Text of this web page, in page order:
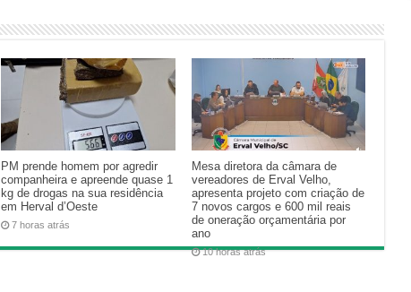
PM prende homem por agredir
companheira e apreende quase 1
kg de drogas na sua residência
em Herval d’Oeste
7 horas atrás
Mesa diretora da câmara de
vereadores de Erval Velho,
apresenta projeto com criação de
7 novos cargos e 600 mil reais
de oneração orçamentária por
ano
10 horas atrás